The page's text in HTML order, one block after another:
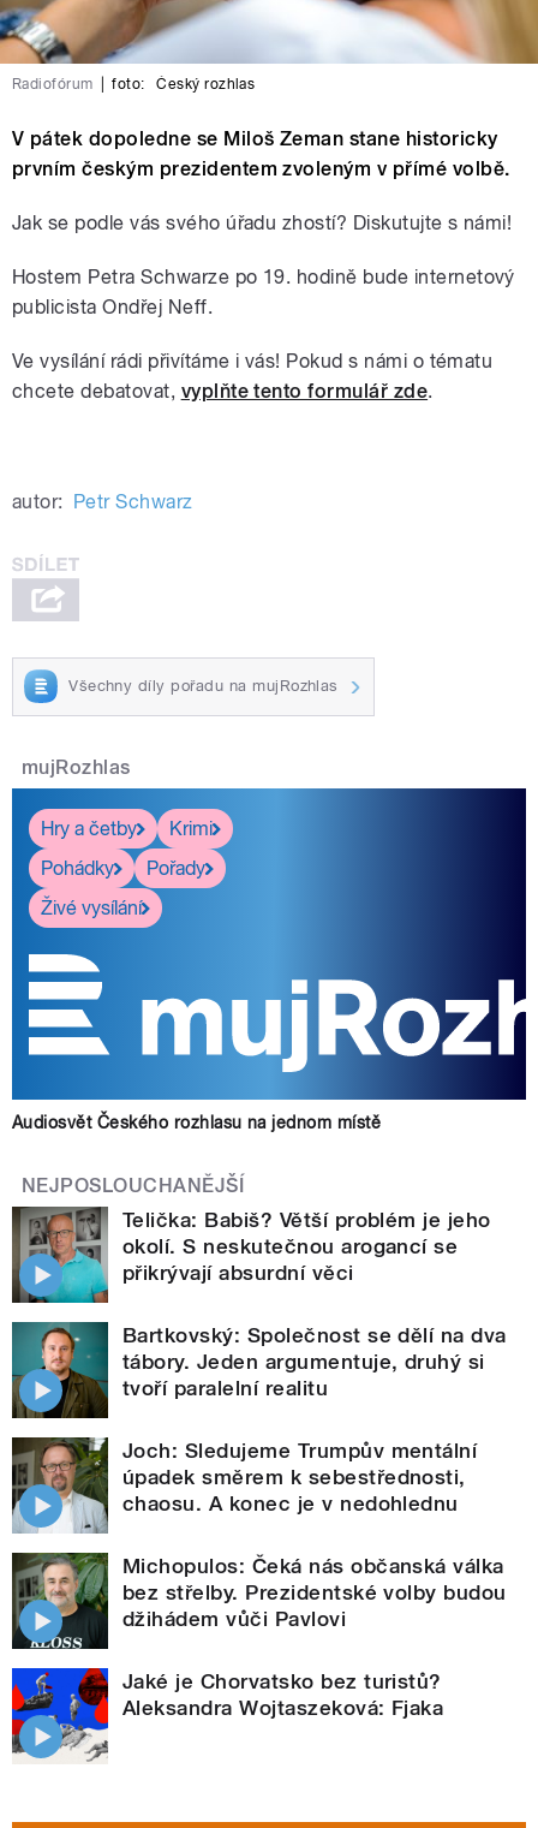
Radiofórum foto: Český rozhlas
V pátek dopoledne se Miloš Zeman stane historicky
prvním českým prezidentem zvoleným v přímé volbě.
Jak se podle vás svého úřadu zhostí? Diskutujte s námi!
Hostem Petra Schwarze po 19. hodině bude internetový
publicista Ondřej Neff.
Ve vysílání rádi přivítáme i vás! Pokud s námi o tématu
chcete debatovat, vyplňte tento formulář zde.
autor: Petr Schwarz
Všechny díly pořadu na mujRozhlas
mujRozhlas
Hry a četby
Krimi
Pohádky
Pořady
Živé vysílání
Audiosvět Českého rozhlasu na jednom místě
NEJPOSLOUCHANĚJŠÍ
Telička: Babiš? Větší problém je jeho
okolí. S neskutečnou arogancí se
přikrývají absurdní věci
Bartkovský: Společnost se dělí na dva
tábory. Jeden argumentuje, druhý si
tvoří paralelní realitu
Joch: Sledujeme Trumpův mentální
úpadek směrem k sebestřednosti,
chaosu. A konec je v nedohlednu
Michopulos: Čeká nás občanská válka
bez střelby. Prezidentské volby budou
džihádem vůči Pavlovi
Jaké je Chorvatsko bez turistů?
Aleksandra Wojtaszeková: Fjaka